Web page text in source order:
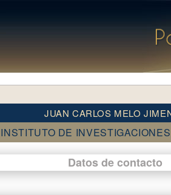
JUAN CARLOS MELO
INSTITUTO DE
Datos de contacto